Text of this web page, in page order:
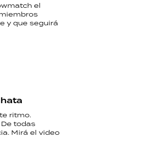
el
y que seguirá
ritmo.
todas
Mirá el video